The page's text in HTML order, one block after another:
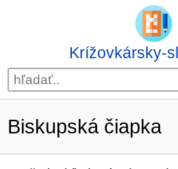
Krížovkársky-
Biskupská čiapka